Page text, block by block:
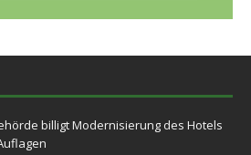
billigt Modernisierung des Hotels